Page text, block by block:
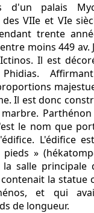
d'un palais
VIIe et VIe
trente
moins 449 av.
Il est
Il est donc
le nom que
L'édifice
»
salle principale
la statue
et qui
de longueur.